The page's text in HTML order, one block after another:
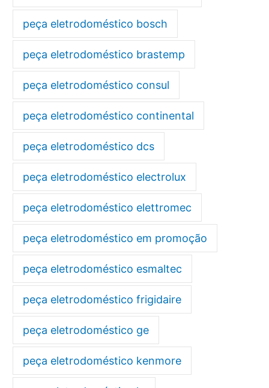
peça eletrodoméstico bosch
peça eletrodoméstico brastemp
peça eletrodoméstico consul
peça eletrodoméstico continental
peça eletrodoméstico dcs
peça eletrodoméstico electrolux
peça eletrodoméstico elettromec
peça eletrodoméstico em promoção
peça eletrodoméstico esmaltec
peça eletrodoméstico frigidaire
peça eletrodoméstico ge
peça eletrodoméstico kenmore